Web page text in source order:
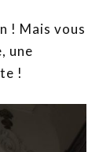
! Mais vous
une
!